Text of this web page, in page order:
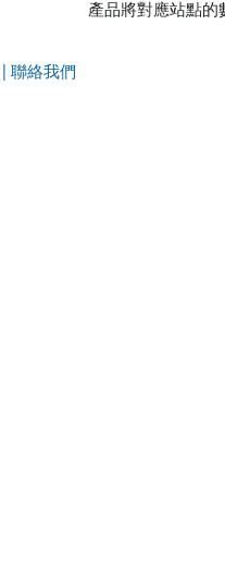
產品將對應站點
聯絡我們